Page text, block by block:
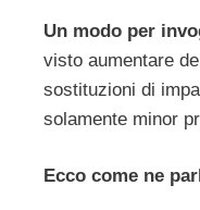
Un modo per
visto aumentare
sostituzioni di
solamente minor
Ecco come ne